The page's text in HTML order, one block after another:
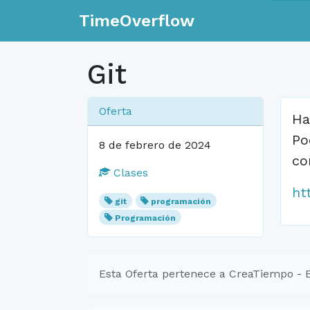
TimeOverflow
Git
Oferta
8 de febrero de 2024
Clases
git
programación
Programación
Esta Oferta pertenece a CreaTiempo -